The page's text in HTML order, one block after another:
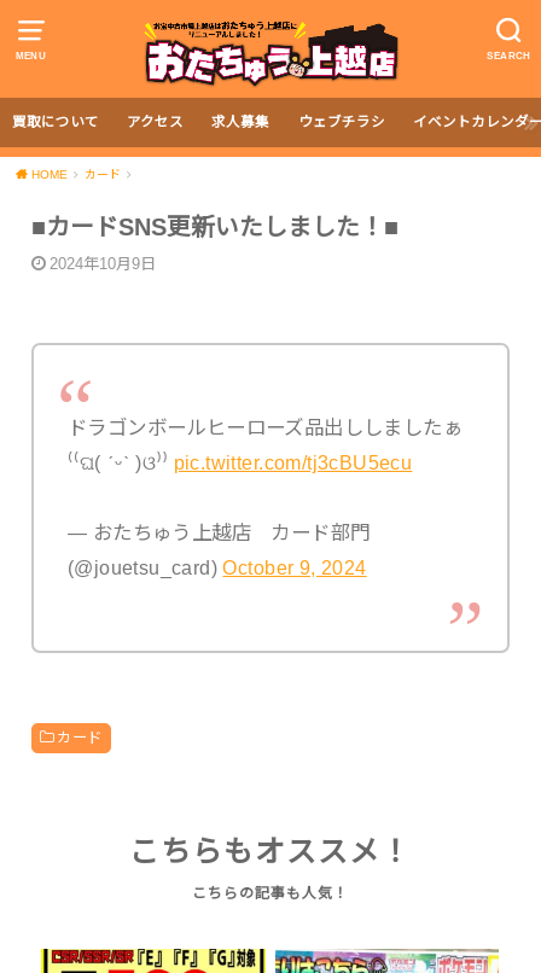
MENU SEARCH
買取について アクセス 求人募集 ウェブチラシ イベントカレンダ
HOME カード
■カードSNS更新いたしました！■
2024年10月9日
ドラゴンボールヒーローズ品出ししましたぁ
⁽⁠⁽⁠ଘ⁠(⁠ ⁠ˊ⁠ᵕ⁠ˋ⁠ ⁠)⁠ଓ⁠⁾⁠⁾ pic.twitter.com/tj3cBU5ecu
— おたちゅう上越店 カード部門
(@jouetsu_card)October 9, 2024
カード
こちらもオススメ！